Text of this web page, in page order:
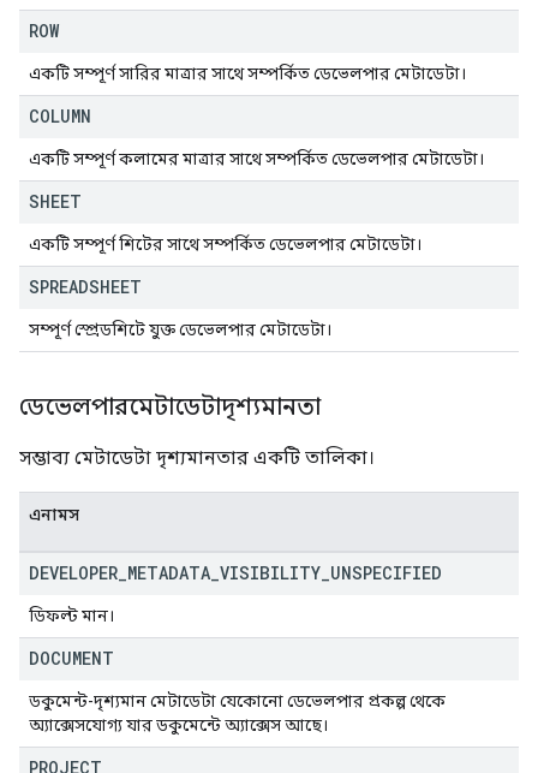
ROW
একটি সম্পূর্ণ সারির মাত্রার সাথে সম্পর্কিত ডেভেলপার মেটাডেটা।
COLUMN
একটি সম্পূর্ণ কলামের মাত্রার সাথে সম্পর্কিত ডেভেলপার মেটাডেটা।
SHEET
একটি সম্পূর্ণ শিটের সাথে সম্পর্কিত ডেভেলপার মেটাডেটা।
SPREADSHEET
সম্পূর্ণ স্প্রেডশিটে যুক্ত ডেভেলপার মেটাডেটা।
ডেভেলপারমেটাডেটাদৃশ্যমানতা
সম্ভাব্য মেটাডেটা দৃশ্যমানতার একটি তালিকা।
এনামস
DEVELOPER METADATA VISIBILITY UNSPECIFIED
ডিফল্ট মান।
DOCUMENT
ডকুমেন্ট-দৃশ্যমান মেটাডেটা যেকোনো ডেভেলপার প্রকল্প থেকে
অ্যাক্সেসযোগ্য যার ডকুমেন্টে অ্যাক্সেস আছে।
PROJECT